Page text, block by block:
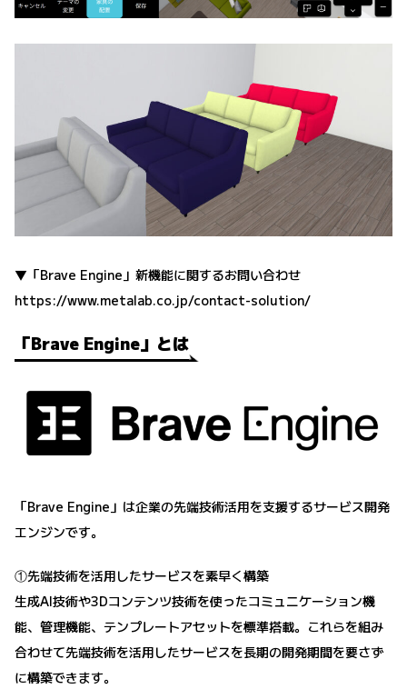
▼「Brave Engine」新機能に関するお問い合わせ
https://www.metalab.co.jp/contact-solution/
「Brave Engine」とは
「Brave Engine」は企業の先端技術活用を支援するサービス開発
エンジンです。
①先端技術を活用したサービスを素早く構築
生成AI技術や3Dコンテンツ技術を使ったコミュニケーション機
能、管理機能、テンプレートアセットを標準搭載。これらを組み
合わせて先端技術を活用したサービスを長期の開発期間を要さず
に構築できます。